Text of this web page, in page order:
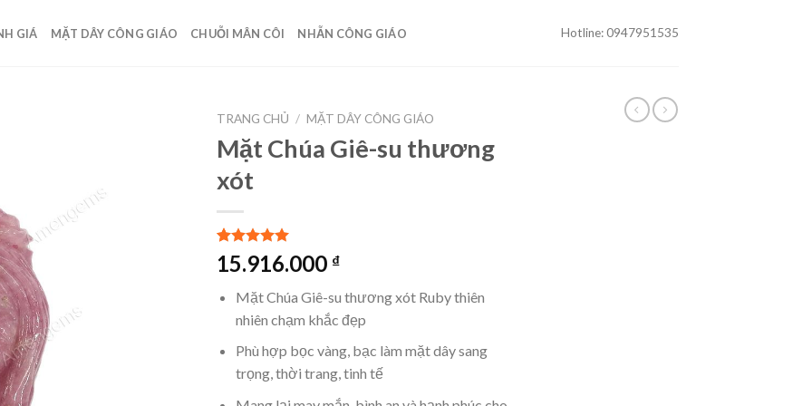
GIÁ MẶT DÂY CÔNG GIÁO CHUỖI MÂN CÔI NHẪN CÔNG GIÁO Hotline: 0947951535
TRANG CHỦ / MẶT DÂY CÔNG GIÁO
Mặt Chúa Giê-su thương
xót
5.00 trên 5
dựa trên
1
15.916.000 ₫
Mặt Chúa Giê-su thương xót Ruby thiên
nhiên chạm khắc đẹp
Phù hợp bọc vàng, bạc làm mặt dây sang
trọng, thời trang, tinh tế